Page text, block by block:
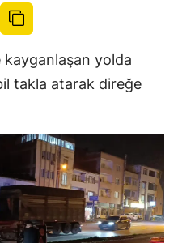
kayganlaşan yolda
takla atarak direğe